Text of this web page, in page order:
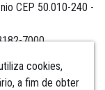
cookies,
a fim de obter
CEP 50.010-240 -
7000